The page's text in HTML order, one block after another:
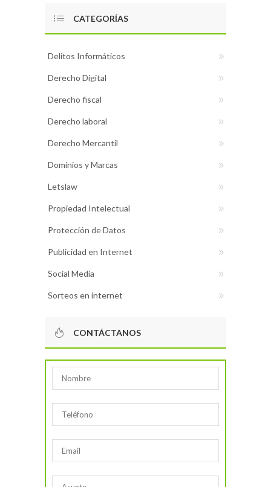
CATEGORÍAS
Delitos Informáticos
Derecho Digital
Derecho fiscal
Derecho laboral
Derecho Mercantil
Dominios y Marcas
Letslaw
Propiedad Intelectual
Protección de Datos
Publicidad en Internet
Social Media
Sorteos en internet
CONTÁCTANOS